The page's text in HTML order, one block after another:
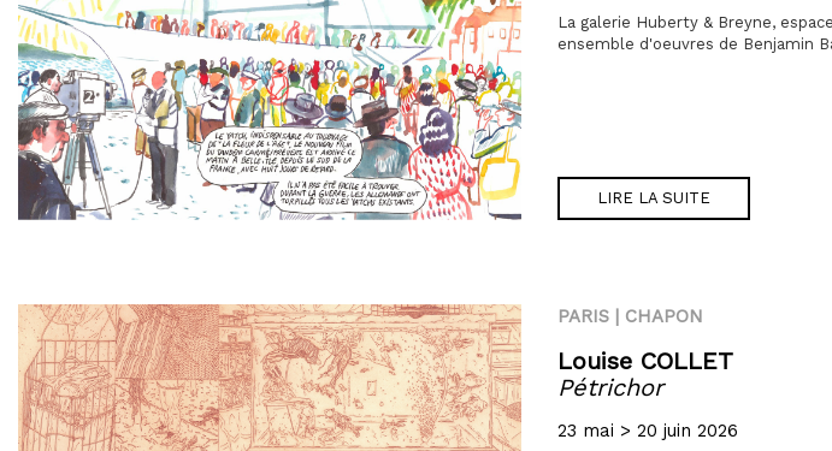
La galerie Huberty & Breyne,
ensemble d'oeuvres de Benjamin
LIRE LA SUITE
PARIS | CHAPON
Louise COLLET
Pétrichor
23 mai > 20 juin 2026